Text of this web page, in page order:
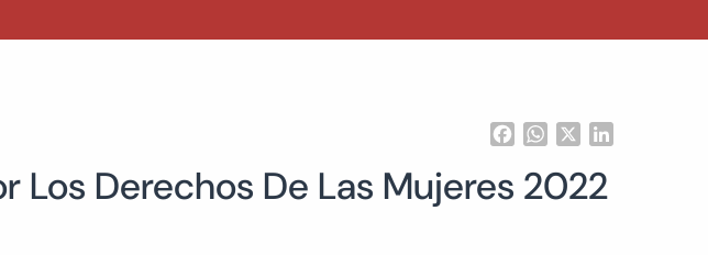
FacebookWhatsApp
Los Derechos De Las Mujeres 2022